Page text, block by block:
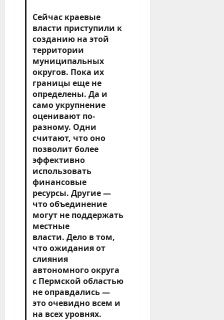
Сейчас краевые
власти приступили к
созданию на этой
территории
муниципальных
округов. Пока их
границы еще не
определены. Да и
само укрупнение
оценивают по-
разному. Одни
считают, что оно
позволит более
эффективно
использовать
финансовые
ресурсы. Другие —
что объединение
могут не поддержать
местные
власти. Дело в том,
что ожидания от
слияния
автономного округа
с Пермской областью
не оправдались —
это очевидно всем и
на всех уровнях.